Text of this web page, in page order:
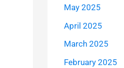
May 2025
April 2025
March 2025
February 2025